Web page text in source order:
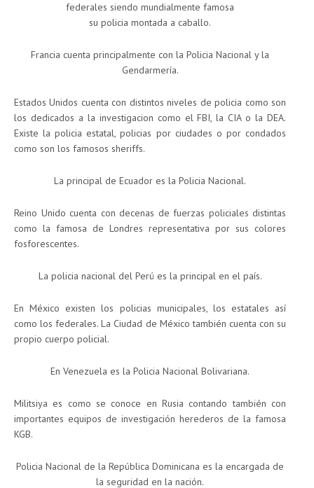
federales siendo mundialmente famosa
su policia montada a caballo.
Francia cuenta principalmente con la Policia Nacional y la
Gendarmería.
Estados Unidos cuenta con distintos niveles de policia como son
los dedicados a la investigacion como el FBI, la CIA o la DEA.
Existe la policia estatal, policias por ciudades o por condados
como son los famosos sheriffs.
La principal de Ecuador es la Policia Nacional.
Reino Unido cuenta con decenas de fuerzas policiales distintas
como la famosa de Londres representativa por sus colores
fosforescentes.
La policia nacional del Perú es la principal en el país.
En México existen los policias municipales, los estatales así
como los federales. La Ciudad de México también cuenta con su
propio cuerpo policial.
En Venezuela es la Policia Nacional Bolivariana.
Militsiya es como se conoce en Rusia contando también con
importantes equipos de investigación herederos de la famosa
KGB.
Policia Nacional de la República Dominicana es la encargada de
la seguridad en la nación.